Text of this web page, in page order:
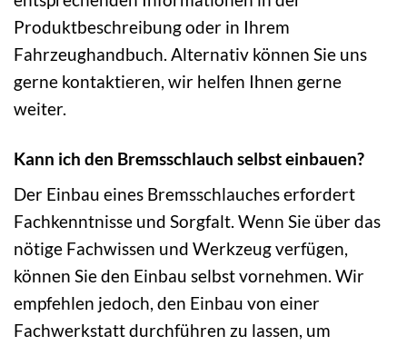
Produktbeschreibung oder in Ihrem
Fahrzeughandbuch. Alternativ können Sie uns
gerne kontaktieren, wir helfen Ihnen gerne
weiter.
Kann ich den Bremsschlauch selbst einbauen?
Der Einbau eines Bremsschlauches erfordert
Fachkenntnisse und Sorgfalt. Wenn Sie über das
nötige Fachwissen und Werkzeug verfügen,
können Sie den Einbau selbst vornehmen. Wir
empfehlen jedoch, den Einbau von einer
Fachwerkstatt durchführen zu lassen, um